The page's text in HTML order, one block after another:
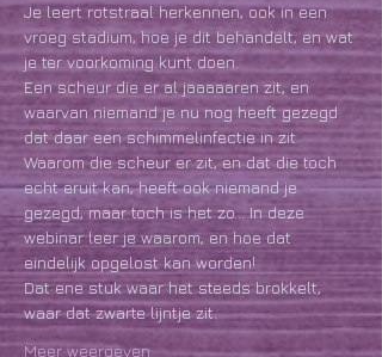
Je leert rotstraal herkennen, ook in een
vroeg stadium, hoe je dit behandelt, en wat
je ter voorkoming kunt doen.
Een scheur die er al jaaaaaren zit, en
waarvan niemand je nu nog heeft gezegd
dat daar een schimmelinfectie in zit.
Waarom die scheur er zit, en dat die toch
echt eruit kan, heeft ook niemand je
gezegd, maar toch is het zo... In deze
webinar leer je waarom, en hoe dat
eindelijk opgelost kan worden!
Dat ene stuk waar het steeds brokkelt,
waar dat zwarte lijntje zit.
Meer weergeven